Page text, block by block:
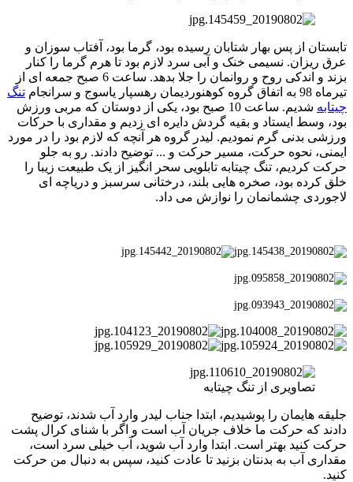
تابستان از پس بهار شتابان رسیده بود، گرما بود، آفتاب سوزان و
عرق ریزان. نسیمی خنک و آبی سرد لازم بود تا هرم گرما را کنار
بزند و اندکی روح و روانمان را جلا بدهد. ساعت 6 صبح جمعه ای از
تیرماه 98 به اتفاق گروه کوهنوردیمان رهسپار یاسوج و سرانجام
تنگ
چیتابه
شدیم. ساعت 10 صبح بود، یکی از دوستان که مربی ورزش
بود، وسط ایستاد و بقیه گردش دایره ای زدیم و مقداری با حرکات
ورزشی بدنی گرم نمودیم. لیدر گروه هر آنچه که لازم بود را در مورد
ایمنی، نحوه حرکت، مسیر حرکت و ... توضیح دادند. رو به جلو
حرکت کردیم، تنگ چیتابه تابلویی سحر انگیز از یک طبیعت زیبا را
خلق کرده بود، صخره هایی بلند، درختانی سرسبز و دریاچه ای
لاجوردی چشمانمان را نوازش می داد.
تصاویری از تنگ چیتابه
جلیقه هایمان را پوشیدیم، ابتدا جناب لیدر وارد آب شدند، توضیح
دادند که حرکت ما خلاف جریان آب است و اگر با شنای کرال پشت
حرکت کنید بهتر است. ابتدا وارد آب شوید، آب خیلی سرد است،
مقداری آب به بدنتان بزنید تا عادت کنید، سپس به دنبال من حرکت
کنید.